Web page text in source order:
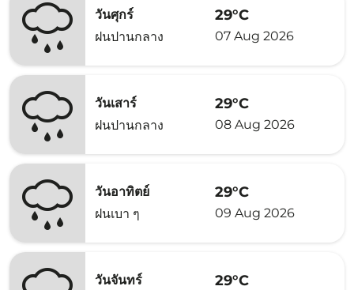
วันศุกร์
ฝนปานกลาง
29°C
07 Aug 2026
วันเสาร์
ฝนปานกลาง
29°C
08 Aug 2026
วันอาทิตย์
ฝนเบา ๆ
29°C
09 Aug 2026
วันจันทร์
29°C